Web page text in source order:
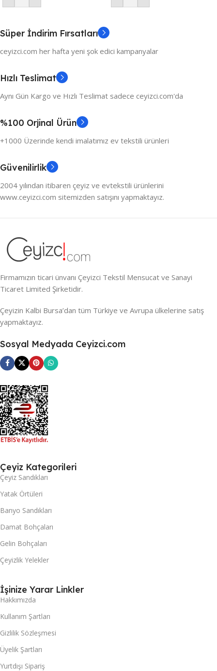
Süper İndirim Fırsatları
ceyizci.com her hafta yeni şok edici kampanyalar
Hızlı Teslimat
Aynı Gün Kargo ve Hızlı Teslimat sadece ceyizci.com'da
%100 Orjinal Ürün
+1000 Üzerinde kendi imalatımız ev tekstili ürünleri
Güvenilirlik
2004 yılından itibaren çeyiz ve evtekstili ürünlerini
www.ceyizci.com sitemizden satışını yapmaktayız.
Firmamızın ticari ünvanı Çeyizci Tekstil Mensucat ve Sanayi
Ticaret Limited Şirketidir.
Çeyizin Kalbi Bursa’dan tüm Türkiye ve Avrupa ülkelerine satış
yapmaktayız.
Sosyal Medyada Ceyizci.com
Çeyiz Kategorileri
Çeyiz Sandıkları
Yatak Örtüleri
Banyo Sandıkları
Damat Bohçaları
Gelin Bohçaları
Çeyizlik Yelekler
İşinize Yarar Linkler
Hakkımızda
Kullanım Şartları
Gizlilik Sözleşmesi
Üyelik Şartları
Yurtdışı Sipariş